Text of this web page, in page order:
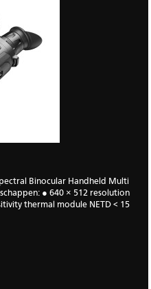
Binocular Handheld Multi
● 640 × 512 resolution
thermal module NETD < 15